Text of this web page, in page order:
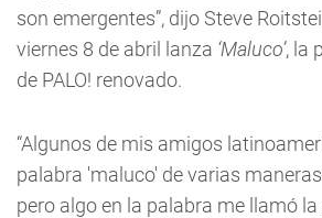
son emergentes”, dijo Steve
viernes 8 de abril lanza ‘Maluco’, la
de PALO! renovado.
“Algunos de mis amigos
palabra 'maluco' de varias
pero algo en la palabra me llamó